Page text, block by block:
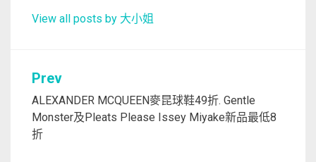
View all posts by 大小姐
文
章
導
Prev
ALEXANDER MCQUEEN麥昆球鞋49折. Gentle
Monster及Pleats Please Issey Miyake新品最低8
折